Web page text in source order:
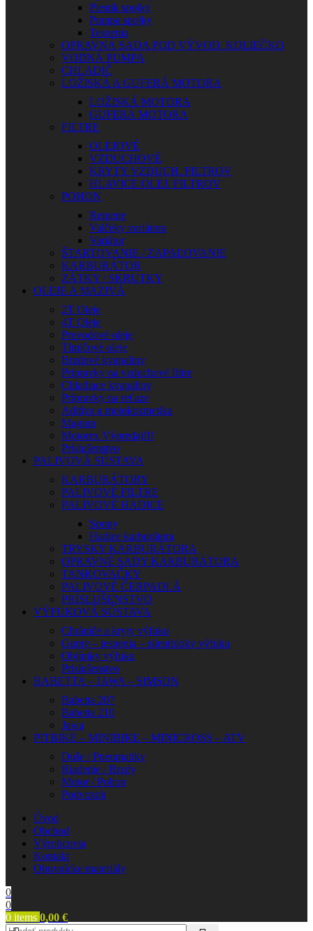
Piestik spojky
Pumpa spojky
Tesnenia
OPRAVNÁ SADA POD VÝVOD. KOLIEČKO
VODNÁ PUMPA
CHLADIČ
LOŽISKÁ A GUFERÁ MOTORA
LOŽISKÁ MOTORA
GUFERÁ MOTORA
FILTRE
OLEJOVÉ
VZDUCHOVÉ
KRYTY VZDUCH. FILTROV
HLAVICE OLEJ. FILTROV
POHON
Remene
Valčeky variátora
Variátor
ŠTARTOVANIE / ZAPAĽOVANIE
KARBURÁTOR
ZÁTKY / SKRUTKY
OLEJE A MAZIVÁ
2T Oleje
4T Oleje
Prevodové oleje
Tlmičové oleje
Brzdové kvapaliny
Prípravky na vzduchové filtre
Chladiace kvapaliny
Prípravky na reťaze
Aditíva a motokozmetika
Magura
Motorex Výpredaj!!!
Príslušenstvo
PALIVOVÁ SÚSTAVA
KARBURÁTORY
PALIVOVÉ FILTRE
PALIVOVÉ HADICE
Spony
Hadice karburátora
TRYSKY KARBURÁTORA
OPRAVNÉ SADY KARBURÁTORA
TANKOVAČKY
PALIVOVÉ ČERPADLÁ
PRÍSLUŠENSTVO
VÝFUKOVÁ SÚSTAVA
Chrániče a kryty výfuku
Gumy – tesnenia – silentbloky výfuku
Objímky výfuku
Príslušenstvo
BABETTA – JAWA – SIMSON
Babetta 207
Babetta 210
Jawa
PITBIKE – MINIBIKE – MINICROSS – ATV
Duše / Pneumatiky
Riadenie / Brzdy
Motor / Pohon
Podvozok
Úvod
Obchod
Výrobcovia
Kontakt
Obuvnícke materiály
0
0
0 items 0,00 €